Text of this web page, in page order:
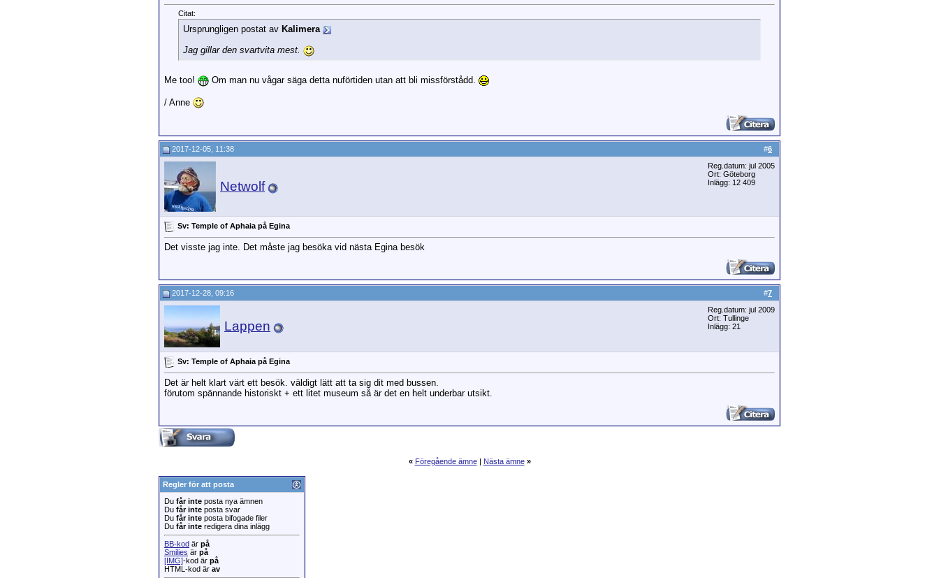
Citat:
Ursprungligen postat av Kalimera
Jag gillar den svartvita mest.
Me too! Om man nu vågar säga detta nuförtiden utan att bli missförstådd.
/ Anne
#6
2017-12-05, 11:38
Netwolf
Reg.datum: jul 2005
Ort: Göteborg
Inlägg: 12 409
Sv: Temple of Aphaia på Egina
Det visste jag inte. Det måste jag besöka vid nästa Egina besök
#7
2017-12-28, 09:16
Lappen
Reg.datum: jul 2009
Ort: Tullinge
Inlägg: 21
Sv: Temple of Aphaia på Egina
Det är helt klart värt ett besök. väldigt lätt att ta sig dit med bussen.
förutom spännande historiskt + ett litet museum så är det en helt underbar utsikt.
« Föregående ämne| Nästa ämne »
Regler för att posta
Du får inte posta nya ämnen
Du får inte posta svar
Du får inte posta bifogade filer
Du får inte redigera dina inlägg
BB-kod är på
Smilies är på
[IMG]-kod är på
HTML-kod är av